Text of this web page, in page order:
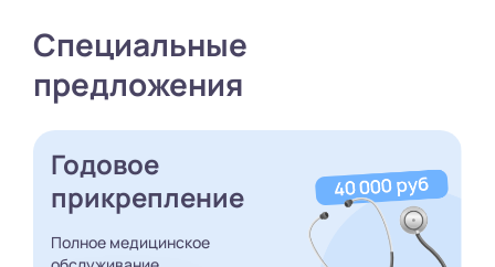
Специальные
предложения
Годовое
прикрепление
Полное медицинское